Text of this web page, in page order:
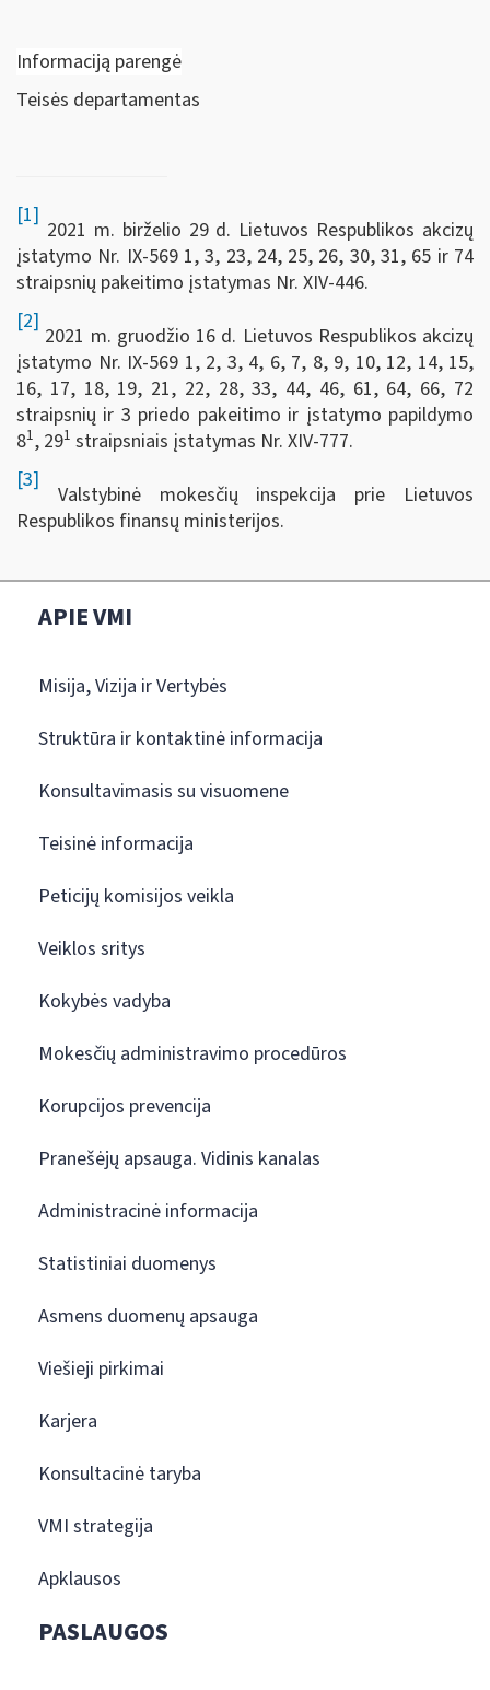
Informaciją parengė
Teisės departamentas
[1]
2021 m. birželio 29 d. Lietuvos Respublikos akcizų
įstatymo Nr. IX-569 1, 3, 23, 24, 25, 26, 30, 31, 65 ir 74
straipsnių pakeitimo įstatymas Nr. XIV-446.
[2]
2021 m. gruodžio 16 d. Lietuvos Respublikos akcizų
įstatymo Nr. IX-569 1, 2, 3, 4, 6, 7, 8, 9, 10, 12, 14, 15,
16, 17, 18, 19, 21, 22, 28, 33, 44, 46, 61, 64, 66, 72
straipsnių ir 3 priedo pakeitimo ir įstatymo papildymo
81, 291 straipsniais įstatymas Nr. XIV-777.
[3]
Valstybinė mokesčių inspekcija prie Lietuvos
Respublikos finansų ministerijos.
APIE VMI
Misija, Vizija ir Vertybės
Struktūra ir kontaktinė informacija
Konsultavimasis su visuomene
Teisinė informacija
Peticijų komisijos veikla
Veiklos sritys
Kokybės vadyba
Mokesčių administravimo procedūros
Korupcijos prevencija
Pranešėjų apsauga. Vidinis kanalas
Administracinė informacija
Statistiniai duomenys
Asmens duomenų apsauga
Viešieji pirkimai
Karjera
Konsultacinė taryba
VMI strategija
Apklausos
PASLAUGOS